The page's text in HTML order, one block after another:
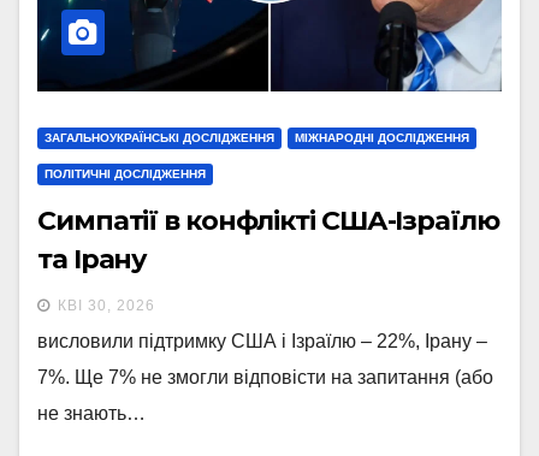
ЗАГАЛЬНОУКРАЇНСЬКІ ДОСЛІДЖЕННЯ МІЖНАРОДНІ ДОСЛІДЖЕННЯ
ПОЛІТИЧНІ ДОСЛІДЖЕННЯ
Симпатії в конфлікті США-Ізраїлю
та Ірану
КВІ 30, 2026
висловили підтримку США і Ізраїлю – 22%, Ірану –
7%. Ще 7% не змогли відповісти на запитання (або
не знають…